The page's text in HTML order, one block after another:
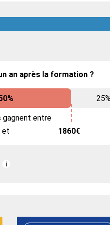
an après la formation ?
gagnent entre
et 1860€
25%